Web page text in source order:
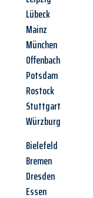
Lübeck
Mainz
München
Offenbach
Potsdam
Rostock
Stuttgart
Würzburg
Bielefeld
Bremen
Dresden
Essen